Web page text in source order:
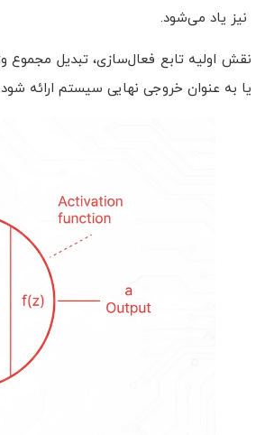
نیز یاد می‌شود.
نقش اولیه تابع فعال‌سازی، تبدیل
یا به عنوان خروجی نهایی سیستم ارائه